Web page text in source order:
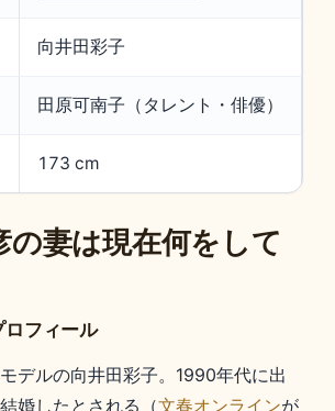
向井田彩子
田原可南子（タレント・俳優）
173 cm
の妻は現在何をして
フィール
デルの向井田彩子。1990年代に出
婚したとされる（文春オンラインが